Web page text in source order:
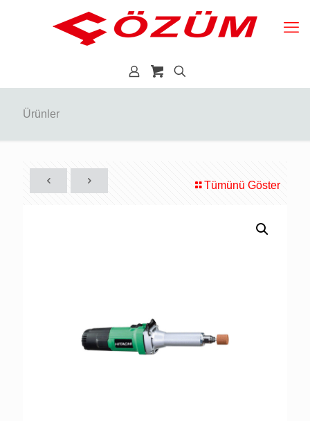
Ürünler
Tümünü Göster